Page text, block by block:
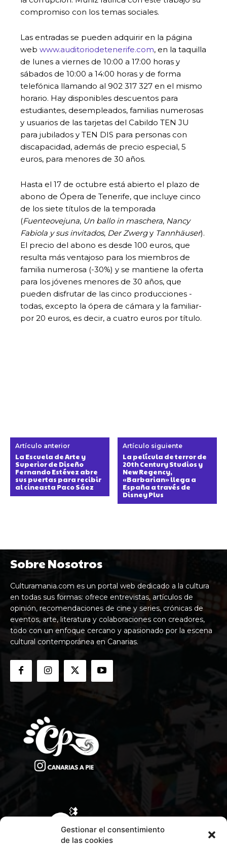
Gestionar el consentimiento
de las cookies
compromiso con los temas sociales.
Las entradas se pueden adquirir en la página
web www.auditoriodetenerife.com, en la taquilla
de lunes a viernes de 10:00 a 17:00 horas y
sábados de 10:00 a 14:00 horas y de forma
telefónica llamando al 902 317 327 en el mismo
horario. Hay disponibles descuentos para
estudiantes, desempleados, familias numerosas
y usuarios de las tarjetas del Cabildo TEN JU
para jubilados y TEN DIS para personas con
discapacidad, además de precio especial, 5
euros, para menores de 30 años.
Hasta el 17 de octubre está abierto el plazo de
abono de Ópera de Tenerife, que incluye cinco
de los siete títulos de la temporada
(Fuenteovejuna, Un ballo in maschera, Nancy
Fabiola y sus invitados, Der Zwergy Tannhäuser).
El precio del abono es desde 100 euros, que
resulta más ventajoso para los miembros de
familia numerosa (-30%) y se mantiene la oferta
para los jóvenes menores de 30 años, que
pueden disfrutar de las cinco producciones -
todas, excepto la ópera de cámara y la familiar-
por 20 euros, es decir, a cuatro euros por título.
Artículo anterior
La Escuela de Arte y
Superior de Diseño
Fernando Estévez abre
sus puertas para recibir
al cineasta Paco Sáez
Artículo siguiente
La película de terror de
20th Century Studios y
New Regency,
«Barbarian» llega a
España a través de
Disney Plus
Sobre Nosotros
Culturamania.com es un portal web dedicado a la cultura
en todas sus formas: ofrece entrevistas, artículos de
opinión, recomendaciones de cine y series, crónicas de
eventos, arte, literatura y colaboraciones con creadores,
todo con un enfoque cercano y apasionado por la escena
cultural contemporánea en Canarias.